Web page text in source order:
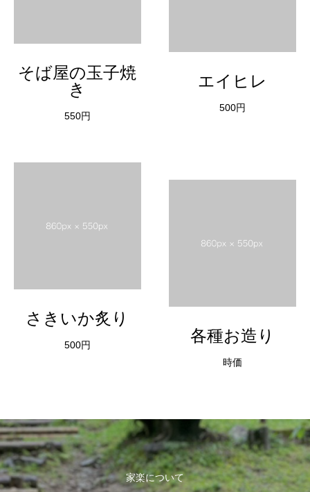
そば屋の玉子焼
き
550円
エイヒレ
500円
さきいか炙り
500円 各種お造り
時価
家楽について